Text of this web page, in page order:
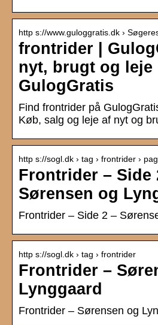
http s://www.guloggratis.dk ›
frontrider |
nyt, brugt og leje
GulogGratis
Find frontrider på
Køb, salg og leje af nyt og
http s://sogl.dk › tag › frontrider ›
Frontrider – Side
Sørensen og
Frontrider – Side 2 –
http s://sogl.dk › tag › frontrider
Frontrider –
Lynggaard
Frontrider – Sørensen og